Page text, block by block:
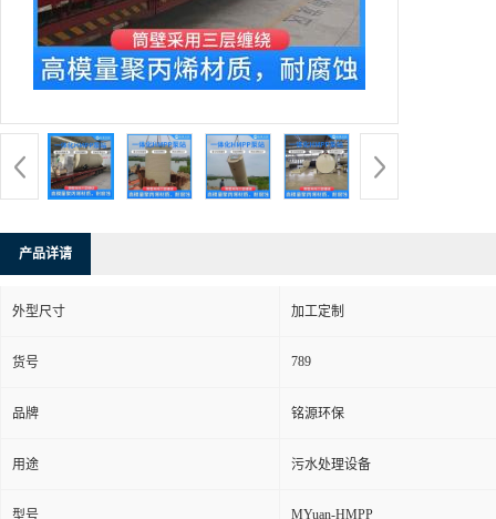
产品详请
外型尺寸 加工定制
货号 789
品牌 铭源环保
用途 污水处理设备
型号 MYuan-HMPP